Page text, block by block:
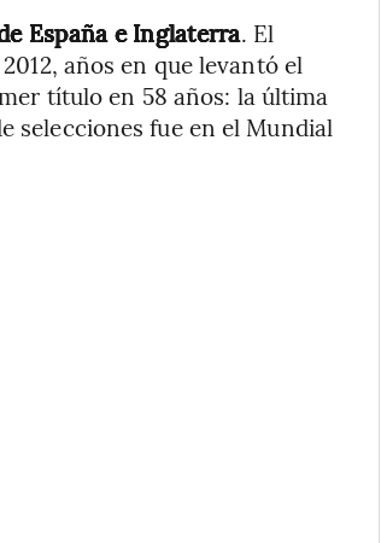
España e Inglaterra. El
años en que levantó el
título en 58 años: la última
selecciones fue en el Mundial